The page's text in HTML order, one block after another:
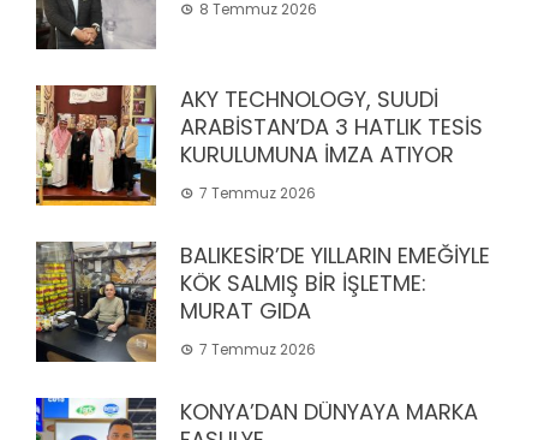
8 Temmuz 2026
AKY TECHNOLOGY, SUUDİ
ARABİSTAN’DA 3 HATLIK TESİS
KURULUMUNA İMZA ATIYOR
7 Temmuz 2026
BALIKESİR’DE YILLARIN EMEĞİYLE
KÖK SALMIŞ BİR İŞLETME:
MURAT GIDA
7 Temmuz 2026
KONYA’DAN DÜNYAYA MARKA